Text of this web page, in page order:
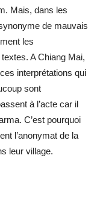
Mais, dans les
de mauvais
les
A Chiang Mai,
interprétations qui
sont
à l’acte car il
C’est pourquoi
l’anonymat de la
leur village.